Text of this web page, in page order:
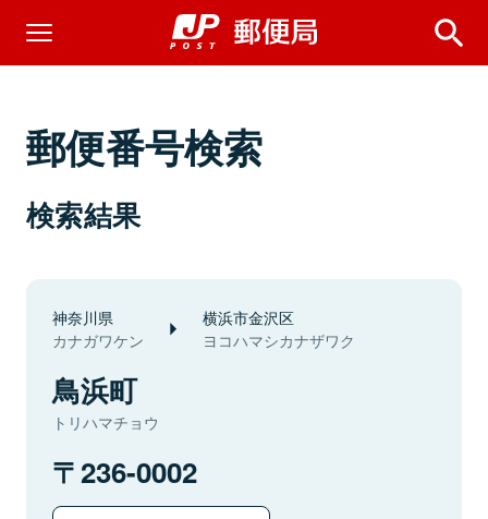
郵便番号検索
検索結果
神奈川県
カナガワケン
横浜市金沢区
ヨコハマシカナザワク
鳥浜町
トリハマチョウ
236-0002